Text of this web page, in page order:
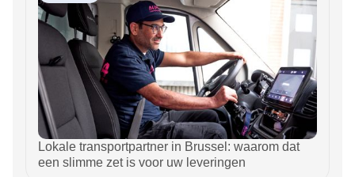
Lokale transportpartner in Brussel: waarom dat
een slimme zet is voor uw leveringen